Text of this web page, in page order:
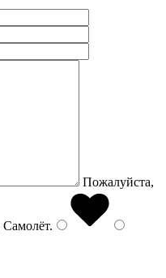
Пожалуйста,
Самолёт.